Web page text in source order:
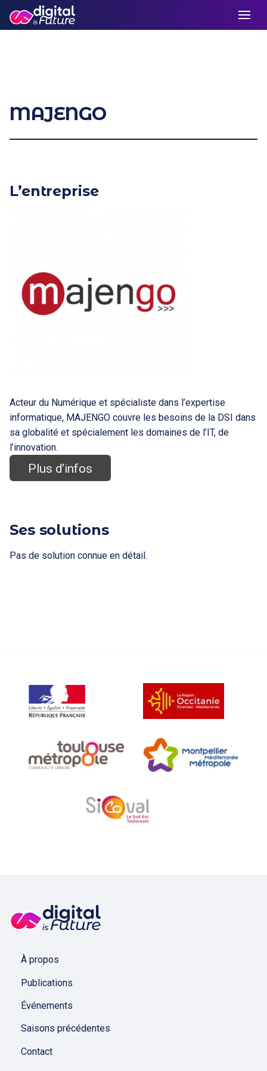
MAJENGO
L’entreprise
Acteur du Numérique et spécialiste dans l’expertise
informatique, MAJENGO couvre les besoins de la DSI dans
sa globalité et spécialement les domaines de l’IT, de
l’innovation.
Plus d’infos
Ses solutions
Pas de solution connue en détail.
À propos
Publications
Événements
Saisons précédentes
Contact